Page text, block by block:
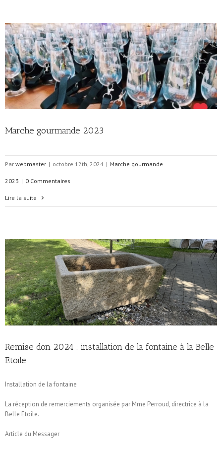
Marche gourmande 2023
Par webmaster | octobre 12th, 2024 | Marche gourmande
2023 | 0 Commentaires
Lire la suite
Remise don 2024 : installation de la fontaine à la Belle
Etoile
Installation de la fontaine
La réception de remerciements organisée par Mme Perroud, directrice à la
Belle Etoile.
Article du Messager